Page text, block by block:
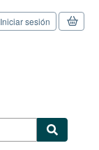
Iniciar sesión